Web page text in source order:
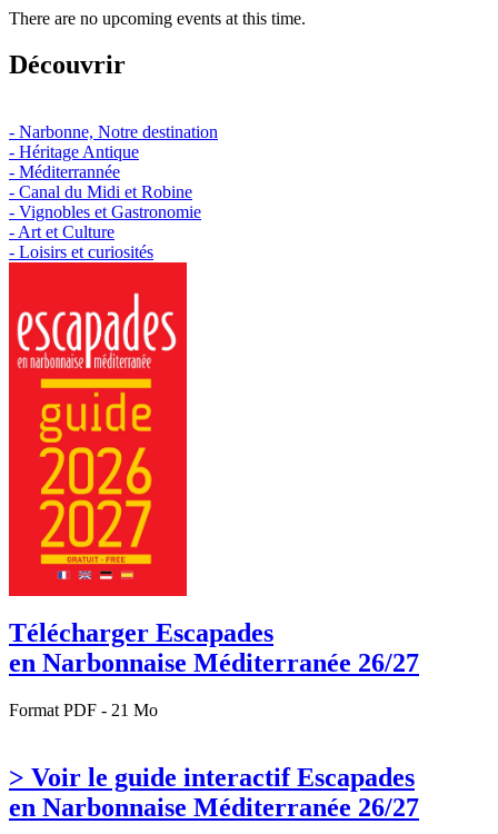
There are no upcoming events at this time.
Découvrir
- Narbonne, Notre destination
- Héritage Antique
- Méditerrannée
- Canal du Midi et Robine
- Vignobles et Gastronomie
- Art et Culture
- Loisirs et curiosités
Télécharger Escapades
en Narbonnaise Méditerranée 26/27
Format PDF - 21 Mo
> Voir le guide interactif Escapades
en Narbonnaise Méditerranée 26/27